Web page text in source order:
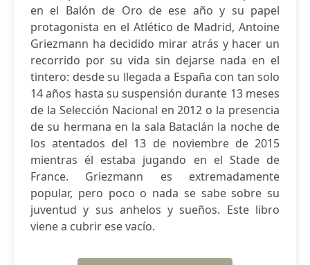
en el Balón de Oro de ese año y su papel
protagonista en el Atlético de Madrid, Antoine
Griezmann ha decidido mirar atrás y hacer un
recorrido por su vida sin dejarse nada en el
tintero: desde su llegada a España con tan solo
14 años hasta su suspensión durante 13 meses
de la Selección Nacional en 2012 o la presencia
de su hermana en la sala Bataclán la noche de
los atentados del 13 de noviembre de 2015
mientras él estaba jugando en el Stade de
France. Griezmann es extremadamente
popular, pero poco o nada se sabe sobre su
juventud y sus anhelos y sueños. Este libro
viene a cubrir ese vacío.